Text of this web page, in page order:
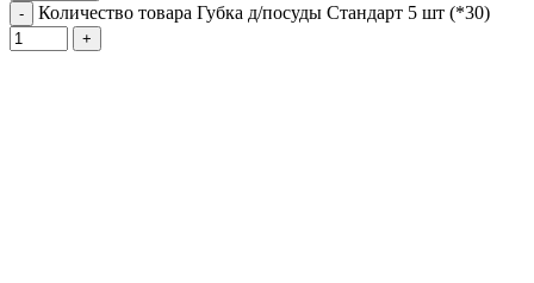
Количество товара Губка д/посуды Стандарт 5 шт (*30)